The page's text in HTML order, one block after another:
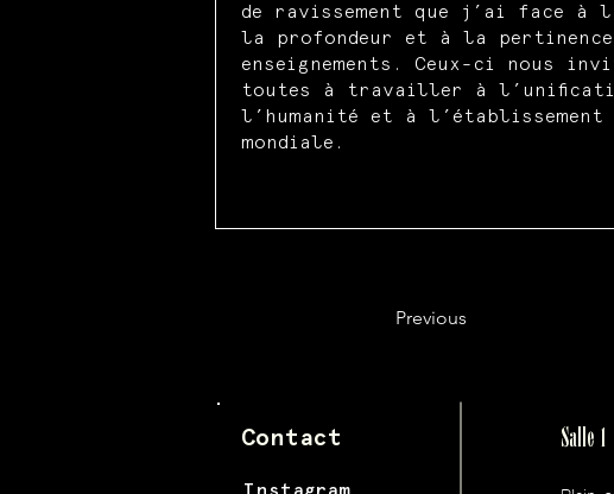
de ravissement que j’ai face à
la profondeur et à la pertinence
enseignements. Ceux-ci nous
toutes à travailler à
l’humanité et à
mondiale.
Previous
Contact Salle 1